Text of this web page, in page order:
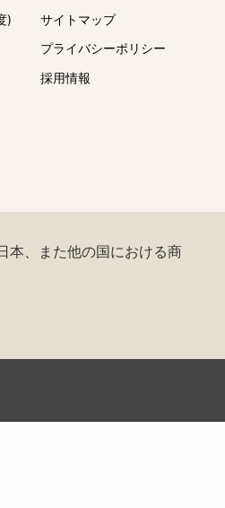
)
サイトマップ
プライバシーポリシー
採用情報
本、また他の国における商